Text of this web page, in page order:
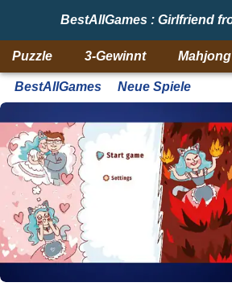
Puzzle 3-Gewinnt Mahjong
BestAllGames Neue Spiele